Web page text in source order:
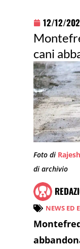
12/12/
cani
Foto di
di archivio
NEWS ED